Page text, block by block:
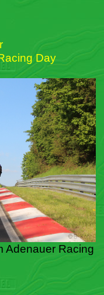
Day
Adenauer Racing